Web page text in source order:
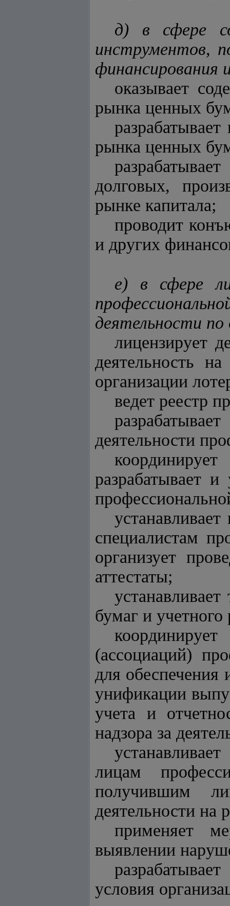
д) в сфере
инструментов,
финансирования
оказывает
рынка ценных
рынка ценных
долговых,
рынке капитала;
проводит
и других
е) в сфере
деятельности по
лицензирует
деятельность
организации
ведет реестр
деятельности
разрабатывает
специалистам
организует
аттестаты;
бумаг и
(ассоциаций)
для обеспечения
унификации
учета и
надзора за
лицам
получившим
деятельности на
применяет
выявлении
условия